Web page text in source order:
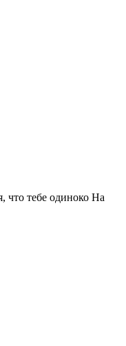
что тебе одиноко На